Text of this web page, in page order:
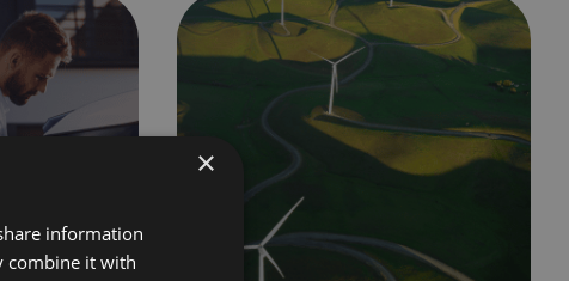
×
information
combine it with